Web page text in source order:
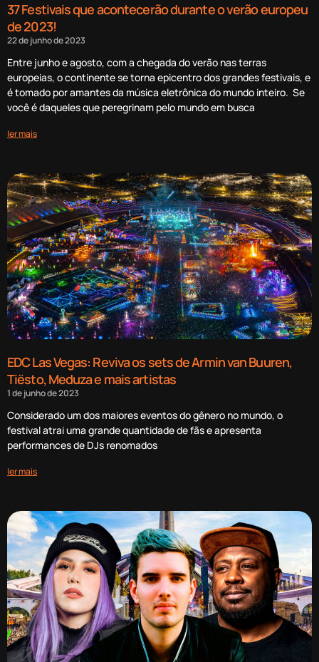
37 Festivais que acontecerão durante o verão europeu
de 2023!
22 de junho de 2023
Entre junho e agosto, com a chegada do verão nas terras
europeias, o continente se torna epicentro dos grandes festivais, e
é tomado por amantes da música eletrônica do mundo inteiro. Se
você é daqueles que peregrinam pelo mundo em busca
ler mais
EDC Las Vegas: Reviva os sets de Armin van Buuren,
Tiësto, Meduza e mais artistas
1 de junho de 2023
Considerado um dos maiores eventos do gênero no mundo, o
festival atrai uma grande quantidade de fãs e apresenta
performances de DJs renomados
ler mais